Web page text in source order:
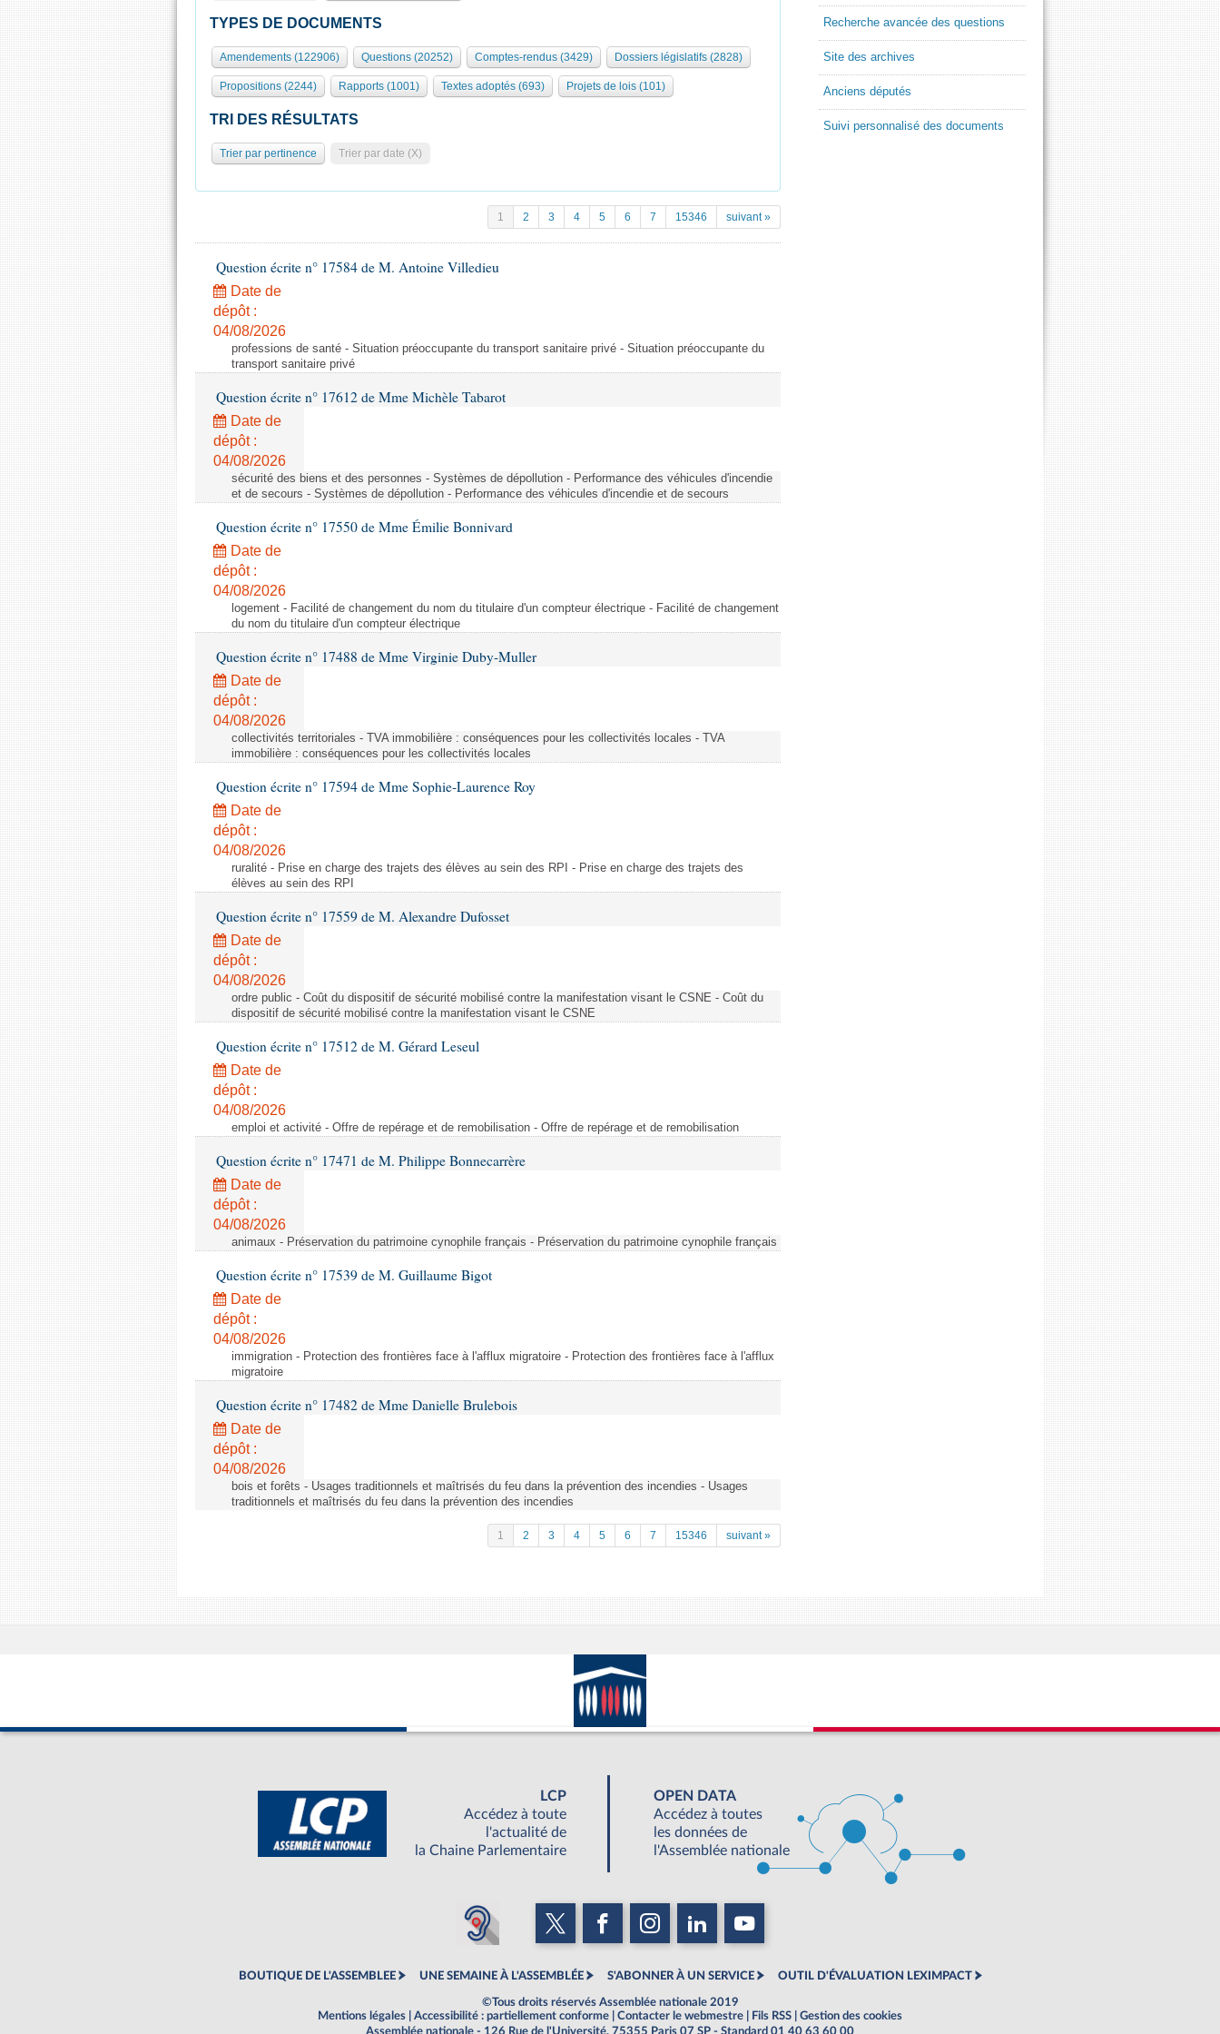
TYPES DE DOCUMENTS
Amendements (122906) Questions (20252) Comptes-rendus (3429) Dossiers législatifs (2828)
Propositions (2244) Rapports (1001) Textes adoptés (693) Projets de lois (101)
TRI DES RÉSULTATS
Trier par pertinence Trier par date (X)
1 2 3 4 5 6 7 15346 suivant »
Question écrite n° 17584 de M. Antoine Villedieu
Date de
dépôt :
04/08/2026
professions de santé - Situation préoccupante du transport sanitaire privé - Situation préoccupante du
transport sanitaire privé
Question écrite n° 17612 de Mme Michèle Tabarot
Date de
dépôt :
04/08/2026
sécurité des biens et des personnes - Systèmes de dépollution - Performance des véhicules d'incendie
et de secours - Systèmes de dépollution - Performance des véhicules d'incendie et de secours
Question écrite n° 17550 de Mme Émilie Bonnivard
Date de
dépôt :
04/08/2026
logement - Facilité de changement du nom du titulaire d'un compteur électrique - Facilité de changement
du nom du titulaire d'un compteur électrique
Question écrite n° 17488 de Mme Virginie Duby-Muller
Date de
dépôt :
04/08/2026
collectivités territoriales - TVA immobilière : conséquences pour les collectivités locales - TVA
immobilière : conséquences pour les collectivités locales
Question écrite n° 17594 de Mme Sophie-Laurence Roy
Date de
dépôt :
04/08/2026
ruralité - Prise en charge des trajets des élèves au sein des RPI - Prise en charge des trajets des
élèves au sein des RPI
Question écrite n° 17559 de M. Alexandre Dufosset
Date de
dépôt :
04/08/2026
ordre public - Coût du dispositif de sécurité mobilisé contre la manifestation visant le CSNE - Coût du
dispositif de sécurité mobilisé contre la manifestation visant le CSNE
Question écrite n° 17512 de M. Gérard Leseul
Date de
dépôt :
04/08/2026
emploi et activité - Offre de repérage et de remobilisation - Offre de repérage et de remobilisation
Question écrite n° 17471 de M. Philippe Bonnecarrère
Date de
dépôt :
04/08/2026
animaux - Préservation du patrimoine cynophile français - Préservation du patrimoine cynophile français
Question écrite n° 17539 de M. Guillaume Bigot
Date de
dépôt :
04/08/2026
immigration - Protection des frontières face à l'afflux migratoire - Protection des frontières face à l'afflux
migratoire
Question écrite n° 17482 de Mme Danielle Brulebois
Date de
dépôt :
04/08/2026
bois et forêts - Usages traditionnels et maîtrisés du feu dans la prévention des incendies - Usages
traditionnels et maîtrisés du feu dans la prévention des incendies
1 2 3 4 5 6 7 15346 suivant »
Recherche avancée des questions
Site des archives
Anciens députés
Suivi personnalisé des documents
LCP
Accédez à toute
l'actualité de
la Chaine Parlementaire
OPEN DATA
Accédez à toutes
les données de
l'Assemblée nationale
BOUTIQUE DE L'ASSEMBLEE UNE SEMAINE À L'ASSEMBLÉE S'ABONNER À UN SERVICE OUTIL D'ÉVALUATION LEXIMPACT
©Tous droits réservés Assemblée nationale 2019
Mentions légales
Accessibilité : partiellement conforme Contacter le webmestre Fils RSS
Gestion des cookies
Assemblée nationale - 126 Rue de l'Université, 75355 Paris 07 SP - Standard 01 40 63 60 00